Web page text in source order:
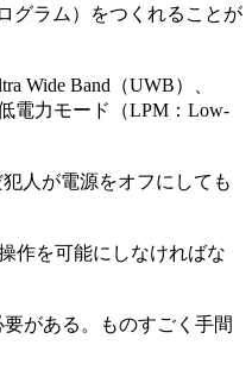
グラム）をつくれることが
Wide Band（UWB）、
電力モード（LPM：Low-
人が電源をオフにしても
作を可能にしなければな
がある。ものすごく手間